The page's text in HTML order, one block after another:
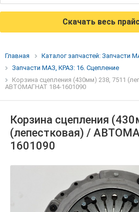
Скачать весь
Главная
Каталог запчастей: Запчасти
Запчасти МАЗ, КРАЗ: 16. Сцепление
Корзина сцепления (430мм) 238, 7511
АВТОМАГНАТ 184-1601090
Корзина сцепления
(лепестковая) /
1601090